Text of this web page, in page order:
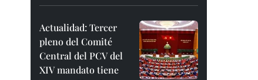
Actualidad: Tercer
pleno del Comité
Central del PCV del
XIV mandato tiene